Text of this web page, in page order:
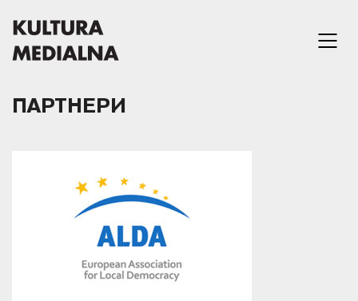
ПАРТНЕРИ